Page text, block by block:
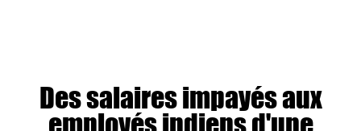
Des salaires impayés aux